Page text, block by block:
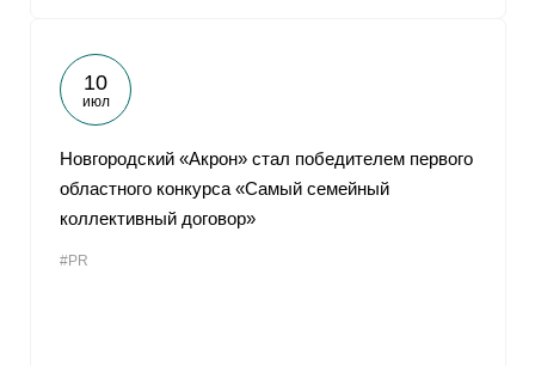
10
июл
Новгородский «Акрон» стал победителем первого
областного конкурса «Самый семейный
коллективный договор»
#PR